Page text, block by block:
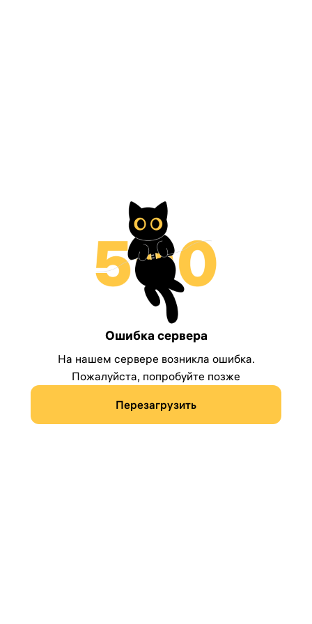
Ошибка сервера
На нашем сервере возникла ошибка.
Пожалуйста, попробуйте позже
Перезагрузить